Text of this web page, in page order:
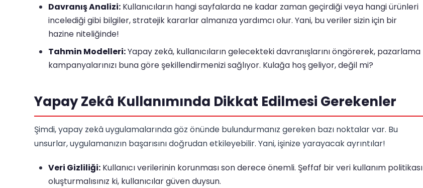
Davranış Analizi: Kullanıcıların hangi sayfalarda ne kadar zaman geçirdiği veya hangi ürünleri
incelediği gibi bilgiler, stratejik kararlar almanıza yardımcı olur. Yani, bu veriler sizin için bir
hazine niteliğinde!
Tahmin Modelleri:Yapay zekâ, kullanıcıların gelecekteki davranışlarını öngörerek, pazarlama
kampanyalarınızı buna göre şekillendirmenizi sağlıyor. Kulağa hoş geliyor, değil mi?
Yapay Zekâ Kullanımında Dikkat Edilmesi Gerekenler
Şimdi, yapay zekâ uygulamalarında göz önünde bulundurmanız gereken bazı noktalar var. Bu
unsurlar, uygulamanızın başarısını doğrudan etkileyebilir. Yani, işinize yarayacak ayrıntılar!
Veri Gizliliği: Kullanıcı verilerinin korunması son derece önemli. Şeffaf bir veri kullanım politikası
oluşturmalısınız ki, kullanıcılar güven duysun.